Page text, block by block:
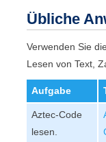
Übliche
Verwenden Sie
Lesen von Text,
Aufgabe
Aztec-Code
lesen.